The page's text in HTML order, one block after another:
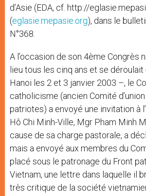
d’Asie (EDA, cf. http://
(eglasie.mepasie.org), dans le
N°368.
A l’occasion de son 4ème Congrès
lieu tous les cinq ans et se
Hanoi les 2 et 3 janvier 2003 –, le
catholicisme (ancien Comité
patriotes) a envoyé une invitation à
Hô Chi Minh-Ville, Mgr Pham Minh
cause de sa charge pastorale, a
mais a envoyé aux membres du
placé sous le patronage du Front
Vietnam, une lettre dans laquelle il
très critique de la société